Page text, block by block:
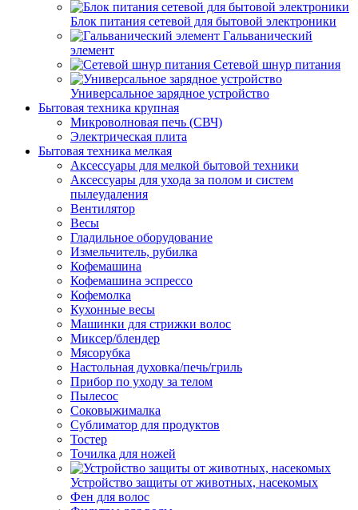
Блок питания сетевой для бытовой электроники
Гальванический
элемент
Сетевой шнур питания
Универсальное зарядное устройство
Бытовая техника крупная
Микроволновая печь (СВЧ)
Электрическая плита
Бытовая техника мелкая
Аксессуары для мелкой бытовой техники
Аксессуары для ухода за полом и систем
пылеудаления
Вентилятор
Весы
Гладильное оборудование
Измельчитель, рубилка
Кофемашина
Кофемашина эспрессо
Кофемолка
Кухонные весы
Машинки для стрижки волос
Миксер/блендер
Мясорубка
Настольная духовка/печь/гриль
Прибор по уходу за телом
Пылесос
Соковыжималка
Сублиматор для продуктов
Тостер
Точилка для ножей
Устройство защиты от животных, насекомых
Фен для волос